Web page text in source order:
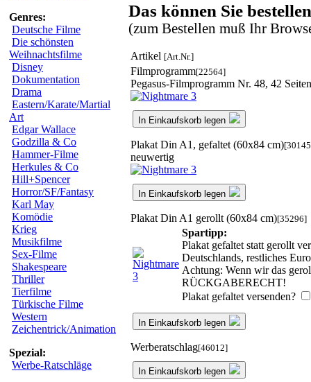
Genres:
Deutsche Filme
Die schönsten
Weihnachtsfilme
Disney
Dokumentation
Drama
Eastern/Karate/Martial
Art
Edgar Wallace
Godzilla & Co
Hammer-Filme
Herkules & Co
Hill+Spencer
Horror/SF/Fantasy
Karl May
Komödie
Krieg
Musikfilme
Sex-Filme
Shakespeare
Thriller
Tierfilme
Türkische Filme
Western
Zeichentrick/Animation
Spezial:
Werbe-Ratschläge
Das können Sie
(zum Bestellen muß Ihr
Artikel [Art.Nr.]
Filmprogramm[22564]
Pegasus-Filmprogramm Nr. 48, 42
In Einkaufskorb legen
Plakat Din A1, gefaltet (60x84 cm)
neuwertig
In Einkaufskorb legen
Plakat Din A1 gerollt (60x84 cm)[35296]
Spartipp:
Plakat gefaltet statt gerollt
Deutschlands, restliches
Achtung: Wenn wir das
RÜCKGABERECHT!
Plakat gefaltet versenden?
In Einkaufskorb legen
Werberatschlag[46012]
In Einkaufskorb legen